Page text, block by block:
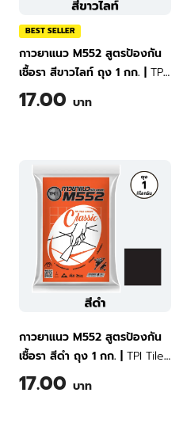
BEST SELLER
กาวยาแนว M552 สูตรป้องกัน
เชื้อรา สีขาวไลท์ ถุง 1 กก. | TPI
Tile Grout Classic M552
(White) 1 kg
17.00 บาท
กาวยาแนว M552 สูตรป้องกัน
เชื้อรา สีดำ ถุง 1 กก. | TPI Tile
Grout Classic M552 (Black) 1
kg
17.00 บาท